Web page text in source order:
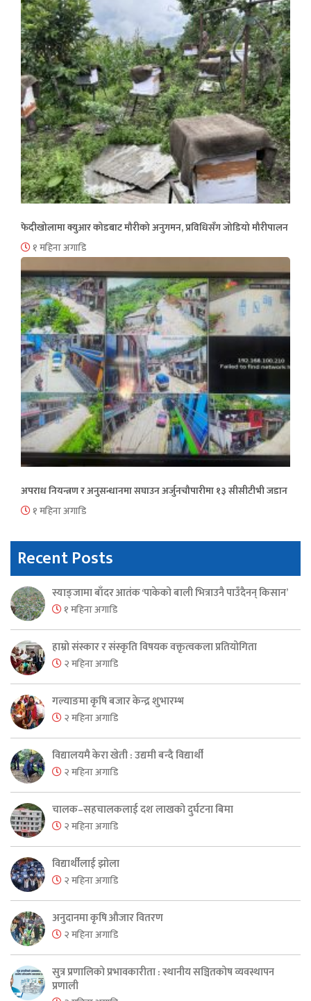
फेदीखोलामा क्युआर कोडबाट मौरीको अनुगमन, प्रविधिसँग जोडियो मौरीपालन
१ महिना अगाडि
अपराध नियन्त्रण र अनुसन्धानमा सघाउन अर्जुनचौपारीमा १३ सीसीटीभी जडान
१ महिना अगाडि
Recent Posts
स्याङ्जामा बाँदर आतंक ‘पाकेको बाली भित्राउनै पाउँदैनन् किसान’
१ महिना अगाडि
हाम्रो संस्कार र संस्कृति विषयक वक्तृत्वकला प्रतियोगिता
२ महिना अगाडि
गल्याङमा कृषि बजार केन्द्र शुभारम्भ
२ महिना अगाडि
विद्यालयमै केरा खेती : उद्यमी बन्दै विद्यार्थी
२ महिना अगाडि
चालक–सहचालकलाई दश लाखको दुर्घटना बिमा
२ महिना अगाडि
विद्यार्थीलाई झोला
२ महिना अगाडि
अनुदानमा कृषि औजार वितरण
२ महिना अगाडि
सुत्र प्रणालिको प्रभावकारीता : स्थानीय सञ्चितकोष व्यवस्थापन
प्रणाली